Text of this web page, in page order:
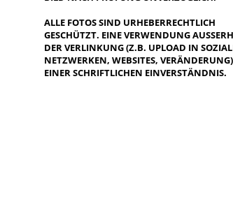
ALLE FOTOS SIND URHEBERRECHTLICH
GESCHÜTZT. EINE VERWENDUNG
ER VERLINKUNG (Z.B. UPLOAD IN
ETZWERKEN, WEBSITES, VERÄNDERUNG)
INER SCHRIFTLICHEN EINVERSTÄNDNIS.